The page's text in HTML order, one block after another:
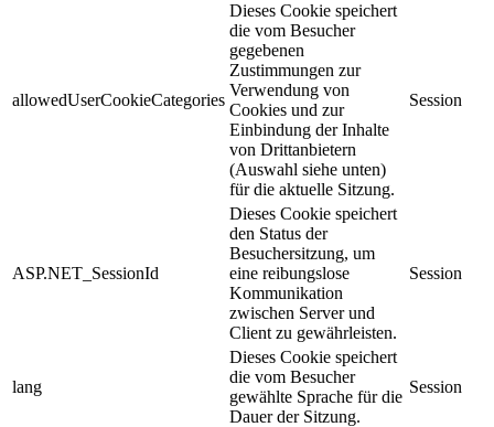
allowedUserCookieCategories
Dieses Cookie speichert
die vom Besucher
gegebenen
Zustimmungen zur
Verwendung von
Cookies und zur
Einbindung der Inhalte
von Drittanbietern
(Auswahl siehe unten)
für die aktuelle Sitzung.
Session
ASP.NET_SessionId
Dieses Cookie speichert
den Status der
Besuchersitzung, um
eine reibungslose
Kommunikation
zwischen Server und
Client zu gewährleisten.
Session
lang
Dieses Cookie speichert
die vom Besucher
gewählte Sprache für die
Dauer der Sitzung.
Session